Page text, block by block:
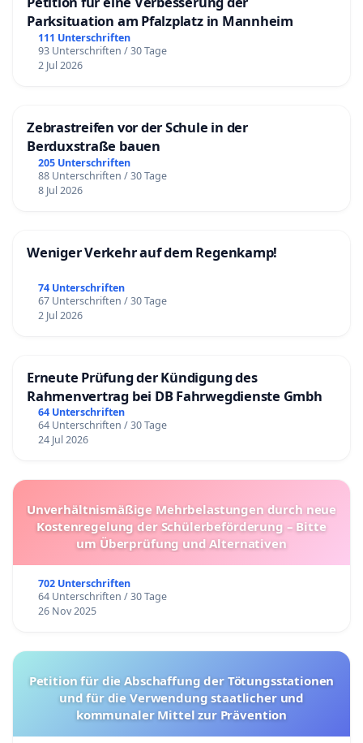
Parksituation am Pfalzplatz in Mannheim
111 Unterschriften
93 Unterschriften / 30 Tage
2 Jul 2026
Zebrastreifen vor der Schule in der
Berduxstraße bauen
205 Unterschriften
88 Unterschriften / 30 Tage
8 Jul 2026
Weniger Verkehr auf dem Regenkamp!
74 Unterschriften
67 Unterschriften / 30 Tage
2 Jul 2026
Erneute Prüfung der Kündigung des
Rahmenvertrag bei DB Fahrwegdienste Gmbh
64 Unterschriften
64 Unterschriften / 30 Tage
24 Jul 2026
Unverhältnismäßige Mehrbelastungen durch neue
Kostenregelung der Schülerbeförderung – Bitte
um Überprüfung und Alternativen
702 Unterschriften
64 Unterschriften / 30 Tage
26 Nov 2025
Petition für die Abschaffung der Tötungsstationen
und für die Verwendung staatlicher und
kommunaler Mittel zur Prävention